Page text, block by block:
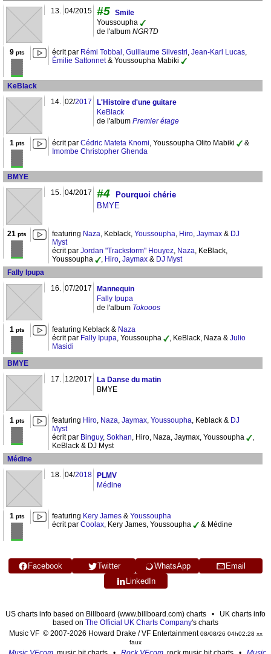
13. 04/2015 #5 Smile
Youssoupha
de l'album NGRTD
9pts écrit par Rémi Tobbal , Guillaume Silvestri, Jean-Karl Lucas,
Émilie Sattonnet& Youssoupha Mabiki
KeBlack
14. 02/2017
L'Histoire d'une guitare
KeBlack
de l'album Premier étage
1 pts écrit par Cédric Mateta Knomi, Youssoupha Olito Mabiki
&
Imombe Christopher Ghenda
BMYE
15. 04/2017 #4
Pourquoi chérie
BMYE
21 pts featuring Naza, Keblack, Youssoupha, Hiro, Jaymax & DJ
Myst
écrit par Jordan "Trackstorm" Houyez, Naza, KeBlack,
Youssoupha
, Hiro, Jaymax & DJ Myst
Fally Ipupa
16. 07/2017
Mannequin
Fally Ipupa
de l'album Tokooos
1 pts featuring Keblack & Naza
écrit par Fally Ipupa, Youssoupha , KeBlack, Naza & Julio
Masidi
BMYE
17. 12/2017
La Danse du matin
BMYE
1 pts featuring Hiro, Naza, Jaymax, Youssoupha, Keblack & DJ
Myst
écrit par Binguy, Sokhan, Hiro, Naza, Jaymax, Youssoupha
,
KeBlack & DJ Myst
Médine
18. 04/2018
PLMV
Médine
1 pts featuring Kery James & Youssoupha
écrit par Coolax, Kery James, Youssoupha & Médine
Facebook Twitter WhatsApp
Email
LinkedIn
US charts info based on Billboard (www.billboard.com) charts • UK charts info
based on The Official UK Charts Company's charts
Music VF © 2007-2026 Howard Drake / VF Entertainment08/08/26 04h02:28 xx
faux